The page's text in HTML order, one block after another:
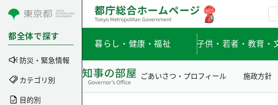
コンテンツにスキップ
都全体で探す
防災・緊急情報
カテゴリ別
目的別
暮らし・健康・福祉 子供・若者・教育・
ごあいさつ・プロフィール 施政方針